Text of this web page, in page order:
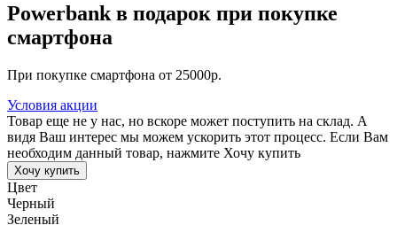
Powerbank в подарок при покупке
смартфона
При покупке смартфона от 25000р.
Условия акции
Товар еще не у нас, но вскоре может поступить на склад. А
видя Ваш интерес мы можем ускорить этот процесс. Если Вам
необходим данный товар, нажмите Хочу купить
Хочу купить
Цвет
Черный
Зеленый